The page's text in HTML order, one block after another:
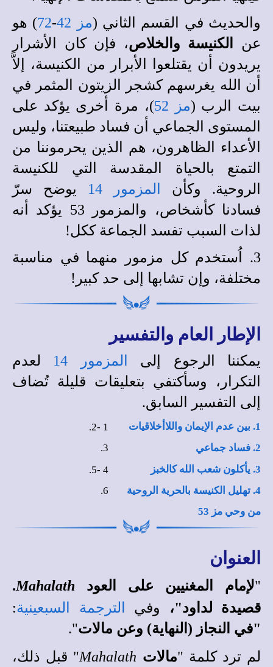
والحديث في القسم الثاني (مز 42 -
72) هو
عن
الكنيسة والخلاص، فإن كان الأشرار
يريدون أن يقتلعوا الأبرار من الكنيسة، إلاَّ
أن الله يغرسهم كشجر الزيتون المثمر في
بيت الرب (مز 52
)، مرة أخرى يؤكد على
المستوى الجماعي أن فساد طبيعتنا، وليس
الأعداء الظاهرون، هم الذين يحرموننا من
التمتع بالحياة المقدسة التي للكنيسة
الروحية. وكأن
المزمور 14
يوضح سرّ
فسادنا كأشخاص، والمزمور 53 يؤكد أنه
لذات السبب تفسد الجماعة ككل!
3. اُستخدم كل مزمور منهما في مناسبة
مختلفة، وإن تشابها إلى حد كبير!
الإطار العام والتفسير
يمكننا الرجوع إلى المزمور 14
لعدم
التكرار، وسأكتفي بتعليقات قليلة تُضاف
إلى التفسير السابق.
1. بين عدم الإيمان واللاأخلاقيات 1
-
2.
2. فساد جماعي
3.
3. يأكلون شعب الله كالخبز
4
-
5.
4. تهليل الكنيسة بالحرية الروحية
6.
من وحي مز 53
العنوان
"لإمام المغنيين على العود Mahalath
.
قصيدة لداود"، وفي الترجمة السبعينية:
"في النجاز (النهاية) وعن مالات".
لم ترد كلمة "مالات Mahalath" قبل ذلك،